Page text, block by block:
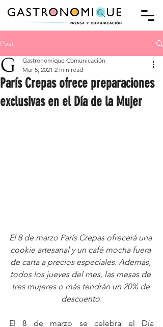
Post
París Crepas ofrece preparaciones
exclusivas en el Día de la Mujer
Gastronomique Comunicación
Mar 5, 2021 2 min read
El 8 de marzo París Crepas ofrecerá una
cookie artesanal y un café mocha fuera
de carta a precios especiales. Además,
todos los jueves del mes, las mesas de
tres mujeres o más tendrán un 20% de
descuento.
El 8 de marzo se celebra el Día